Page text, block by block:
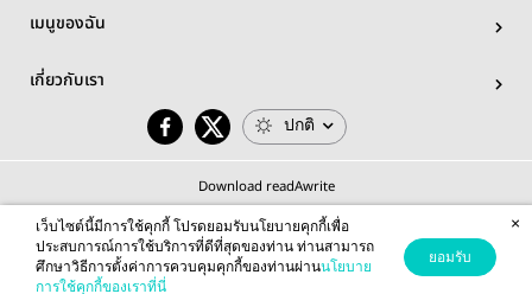
เมนูของฉัน
เกี่ยวกับเรา
ปกติ
Download readAwrite
© 2026 readAwrite.com by MEB Corporation Public Company Limited
This site is protected by reCAPTCHA and the Google
เว็บไซต์นี้มีการใช้คุกกี้ โปรดยอมรับนโยบายคุกกี้เพื่อ
ประสบการณ์การใช้บริการที่ดีที่สุดของท่าน ท่านสามารถ
ศึกษาวิธีการตั้งค่าการควบคุมคุกกี้ของท่านผ่านนโยบาย
การใช้คุกกี้ของเราที่นี่
ยอมรับ
×